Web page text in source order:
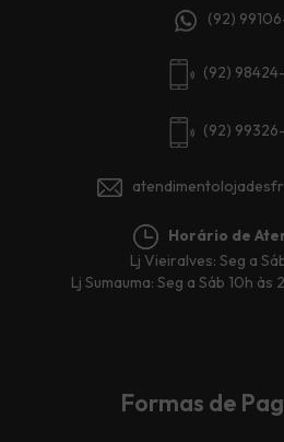
(92)
(92)
(92)
Horário de
Lj Vieiralves: Seg a
Lj Sumauma: Seg a Sáb 10h às
Formas de